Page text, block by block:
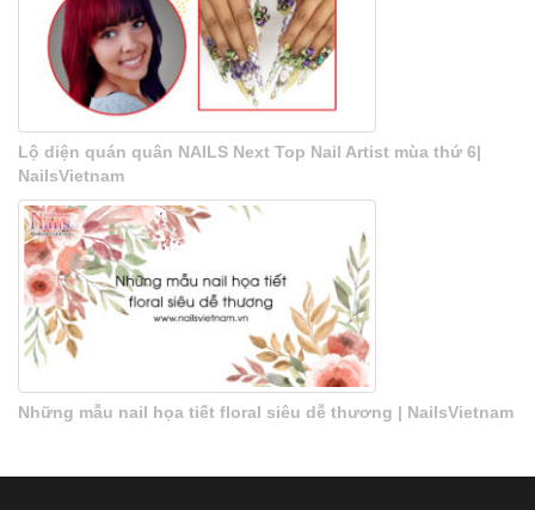
Lộ diện quán quân NAILS Next Top Nail Artist mùa thứ 6|
NailsVietnam
Những mẫu nail họa tiết floral siêu dễ thương | NailsVietnam